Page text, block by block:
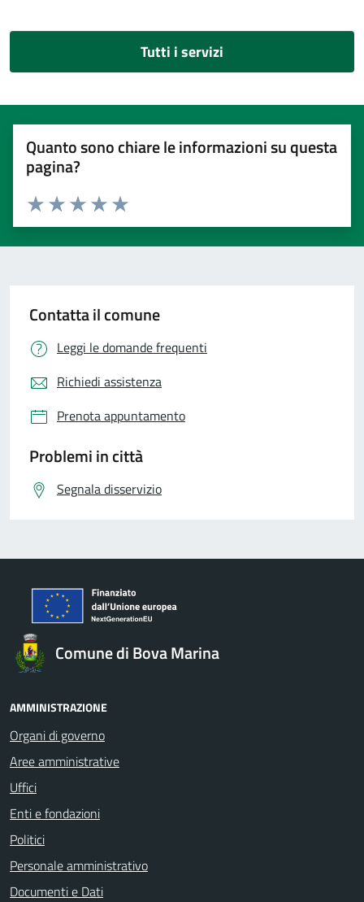
Tutti i servizi
Quanto sono chiare le informazioni su questa
pagina?
Valuta 5 stelle su 5
Valuta 4 stelle su 5
Valuta 3 stelle su 5
Valuta 2 stelle su 5
Valuta 1 stelle su 5
Contatta il comune
Leggi le domande frequenti
Richiedi assistenza
Prenota appuntamento
Problemi in città
Segnala disservizio
Comune di Bova Marina
AMMINISTRAZIONE
Organi di governo
Aree amministrative
Uffici
Enti e fondazioni
Politici
Personale amministrativo
Documenti e Dati